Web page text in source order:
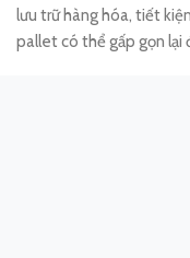
lưu trữ hàng hóa, tiết
pallet có thể gấp gọn lại